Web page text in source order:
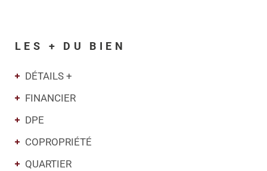
LES + DU BIEN
DÉTAILS +
FINANCIER
DPE
COPROPRIÉTÉ
QUARTIER